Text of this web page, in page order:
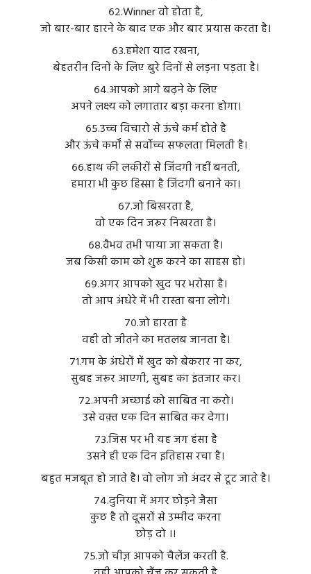
६२.Winner वो होता है,
जो बार-बार हारने के बाद एक और बार प्रयास करता है।
६३.हमेशा याद रखना,
बेहतरीन दिनों के लिए बुरे दिनों से लड़ना पड़ता है।
६४.आपको आगे बढ़ने के लिए
अपने लक्ष्य को लगातार बड़ा करना होगा।
६५.उच्च विचारो से ऊंचे कर्म होते है
और ऊंचे कर्मों से सर्वोच्च सफलता मिलती है।
६६.हाथ की लकीरों से जिंदगी नहीं बनती,
हमारा भी कुछ हिस्सा है जिंदगी बनाने का।
६७.जो बिखरता है,
वो एक दिन जरूर निखरता है।
६८.वैभव तभी पाया जा सकता है।
जब किसी काम को शुरू करने का साहस हो।
६९.अगर आपको खुद पर भरोसा है।
तो आप अंधेरे में भी रास्ता बना लोगे।
७०.जो हारता है
वही तो जीतने का मतलब जानता है।
७१.गम के अंधेरों में खुद को बेकरार ना कर,
सुबह जरूर आएगी, सुबह का इंतजार कर।
७२.अपनी अच्छाई को साबित ना करो।
उसे वक़्त एक दिन साबित कर देगा।
७३.जिस पर भी यह जग हंसा है
उसने ही एक दिन इतिहास रचा है।
बहुत मजबूत हो जाते है। वो लोग जो अंदर से टूट जाते है।
७४.दुनिया में अगर छोड़ने जैसा
कुछ है तो दूसरों से उम्मीद करना
छोड़ दो ।।
७५.जो चीज़ आपको चैलेंज करती है.